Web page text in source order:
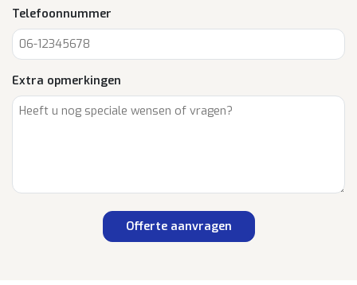
Telefoonnummer
Extra opmerkingen
Offerte aanvragen